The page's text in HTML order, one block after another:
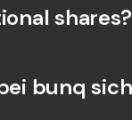
shares?
bunq